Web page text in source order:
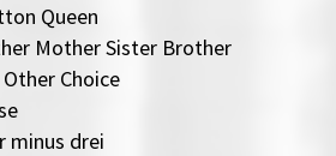
Queen
Mother Sister Brother
Other Choice
minus drei